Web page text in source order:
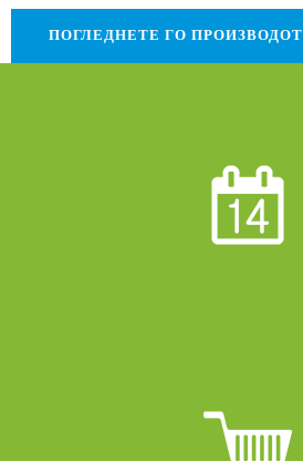
ПОГЛЕДНЕТЕ ГО ПРОИЗВОДОТ